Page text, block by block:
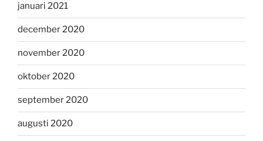
januari 2021
december 2020
november 2020
oktober 2020
september 2020
augusti 2020